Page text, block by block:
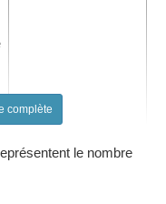
0 à 2
complète
le nombre